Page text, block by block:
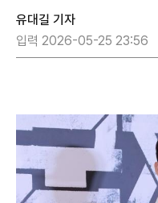
유대길 기자
입력 2026-05-25 23:56